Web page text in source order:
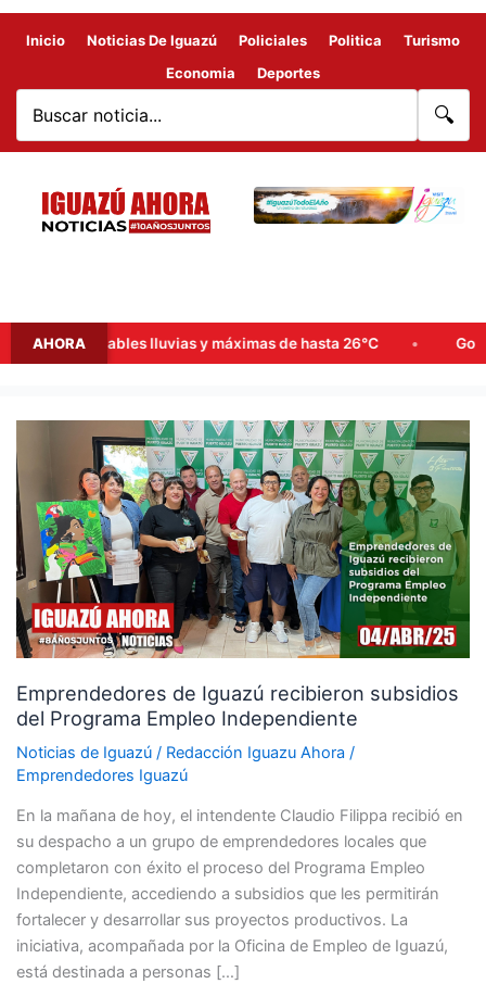
Inicio Noticias De Iguazú Policiales Politica
Turismo
Economia
Deportes
🔍
AHORA
probables lluvias y máximas de hasta 26°C Goerling,
Emprendedores de Iguazú recibieron subsidios
del Programa Empleo Independiente
Noticias de Iguazú/ Redacción Iguazu Ahora /
Emprendedores Iguazú
En la mañana de hoy, el intendente Claudio Filippa recibió en
su despacho a un grupo de emprendedores locales que
completaron con éxito el proceso del Programa Empleo
Independiente, accediendo a subsidios que les permitirán
fortalecer y desarrollar sus proyectos productivos. La
iniciativa, acompañada por la Oficina de Empleo de Iguazú,
está destinada a personas […]
Emprendedores
de
Iguazú
recibieron
subsidios
del
Programa
Empleo
Independiente